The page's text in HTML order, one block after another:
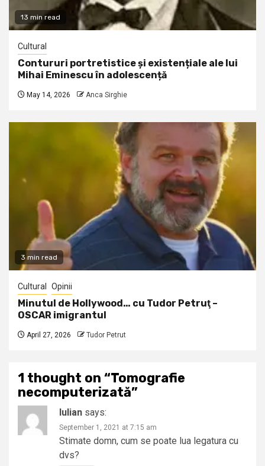
13 min read
Cultural
Contururi portretistice și existențiale ale lui
Mihai Eminescu în adolescență
May 14, 2026 Anca Sirghie
3 min read
Cultural Opinii
Minutul de Hollywood… cu Tudor Petruţ –
OSCAR imigrantul
April 27, 2026 Tudor Petrut
1 thought on “Tomografie
necomputerizată”
Iulian says:
September 1, 2021 at 7:15 am
Stimate domn, cum se poate lua legatura cu
dvs?